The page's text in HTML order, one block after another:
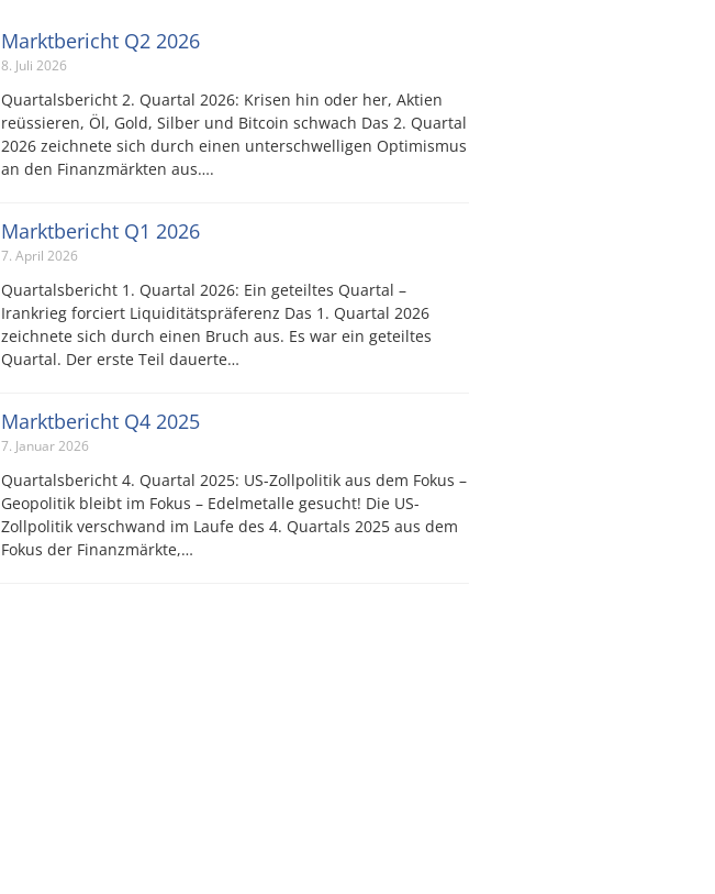
Marktbericht Q2 2026
8. Juli 2026
Quartalsbericht 2. Quartal 2026: Krisen hin oder her, Aktien
reüssieren, Öl, Gold, Silber und Bitcoin schwach Das 2. Quartal
2026 zeichnete sich durch einen unterschwelligen Optimismus
an den Finanzmärkten aus….
Marktbericht Q1 2026
7. April 2026
Quartalsbericht 1. Quartal 2026: Ein geteiltes Quartal –
Irankrieg forciert Liquiditätspräferenz Das 1. Quartal 2026
zeichnete sich durch einen Bruch aus. Es war ein geteiltes
Quartal. Der erste Teil dauerte…
Marktbericht Q4 2025
7. Januar 2026
Quartalsbericht 4. Quartal 2025: US-Zollpolitik aus dem Fokus –
Geopolitik bleibt im Fokus – Edelmetalle gesucht! Die US-
Zollpolitik verschwand im Laufe des 4. Quartals 2025 aus dem
Fokus der Finanzmärkte,…